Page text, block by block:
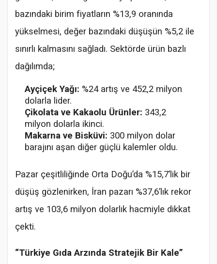
bazındaki birim fiyatların %13,9 oranında
yükselmesi, değer bazındaki düşüşün %5,2 ile
sınırlı kalmasını sağladı. Sektörde ürün bazlı
dağılımda;
Ayçiçek Yağı: %24 artış ve 452,2 milyon
dolarla lider.
Çikolata ve Kakaolu Ürünler: 343,2
milyon dolarla ikinci.
Makarna ve Bisküvi: 300 milyon dolar
barajını aşan diğer güçlü kalemler oldu.
Pazar çeşitliliğinde Orta Doğu’da %15,7’lik bir
düşüş gözlenirken, İran pazarı %37,6’lık rekor
artış ve 103,6 milyon dolarlık hacmiyle dikkat
çekti.
“Türkiye Gıda Arzında Stratejik Bir Kale”